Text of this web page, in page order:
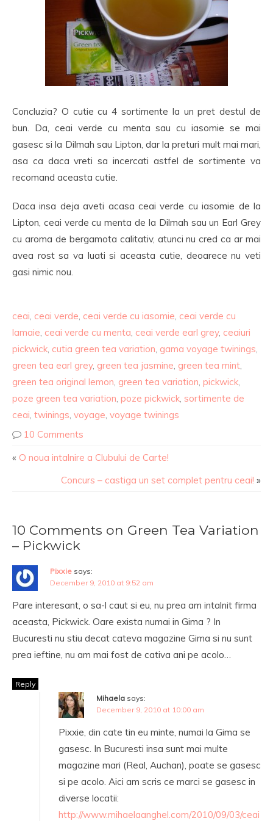
Concluzia? O cutie cu 4 sortimente la un pret destul de
bun. Da, ceai verde cu menta sau cu iasomie se mai
gasesc si la Dilmah sau Lipton, dar la preturi mult mai mari,
asa ca daca vreti sa incercati astfel de sortimente va
recomand aceasta cutie.
Daca insa deja aveti acasa ceai verde cu iasomie de la
Lipton, ceai verde cu menta de la Dilmah sau un Earl Grey
cu aroma de bergamota calitativ, atunci nu cred ca ar mai
avea rost sa va luati si aceasta cutie, deoarece nu veti
gasi nimic nou.
ceai, ceai verde, ceai verde cu iasomie, ceai verde cu
lamaie, ceai verde cu menta, ceai verde earl grey, ceaiuri
pickwick, cutia green tea variation, gama voyage twinings,
green tea earl grey, green tea jasmine, green tea mint,
green tea original lemon, green tea variation, pickwick,
poze green tea variation, poze pickwick, sortimente de
ceai, twinings, voyage, voyage twinings
10 Comments
« O noua intalnire a Clubului de Carte!
Concurs – castiga un set complet pentru ceai! »
10 Comments on Green Tea Variation
– Pickwick
Pixxie says:
December 9, 2010 at 9:52 am
Pare interesant, o sa-l caut si eu, nu prea am intalnit firma
aceasta, Pickwick. Oare exista numai in Gima ? In
Bucuresti nu stiu decat cateva magazine Gima si nu sunt
prea ieftine, nu am mai fost de cativa ani pe acolo…
Reply
Mihaela says:
December 9, 2010 at 10:00 am
Pixxie, din cate tin eu minte, numai la Gima se
gasesc. In Bucuresti insa sunt mai multe
magazine mari (Real, Auchan), poate se gasesc
si pe acolo. Aici am scris ce marci se gasesc in
diverse locatii:
http://www.mihaelaanghel.com/2010/09/03/ceai